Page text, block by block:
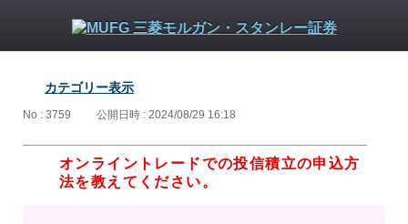
カテゴリー表示
No : 3759 公開日時 : 2024/08/29 16:18
オンライントレードでの投信積立の申込方
法を教えてください。